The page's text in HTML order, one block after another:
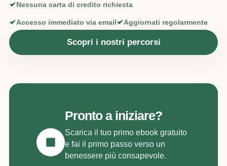
Nessuna carta di credito richiesta
Accesso immediato via email Aggiornati regolarmente
Scopri i nostri percorsi
Pronto a iniziare?
Scarica il tuo primo ebook gratuito
e fai il primo passo verso un
benessere più consapevole.